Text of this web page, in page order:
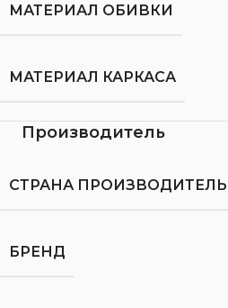
МАТЕРИАЛ ОБИВКИ
МАТЕРИАЛ КАРКАСА
Производитель
СТРАНА ПРОИЗВОДИТЕЛЬ
БРЕНД